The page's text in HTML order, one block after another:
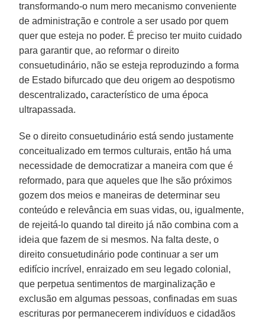
transformando-o num mero mecanismo conveniente
de administração e controle a ser usado por quem
quer que esteja no poder. É preciso ter muito cuidado
para garantir que, ao reformar o direito
consuetudinário, não se esteja reproduzindo a forma
de Estado bifurcado que deu origem ao despotismo
descentralizado, característico de uma época
ultrapassada.
Se o direito consuetudinário está sendo justamente
conceitualizado em termos culturais, então há uma
necessidade de democratizar a maneira com que é
reformado, para que aqueles que lhe são próximos
gozem dos meios e maneiras de determinar seu
conteúdo e relevância em suas vidas, ou, igualmente,
de rejeitá-lo quando tal direito já não combina com a
ideia que fazem de si mesmos. Na falta deste, o
direito consuetudinário pode continuar a ser um
edifício incrível, enraizado em seu legado colonial,
que perpetua sentimentos de marginalização e
exclusão em algumas pessoas, confinadas em suas
escrituras por permanecerem indivíduos e cidadãos